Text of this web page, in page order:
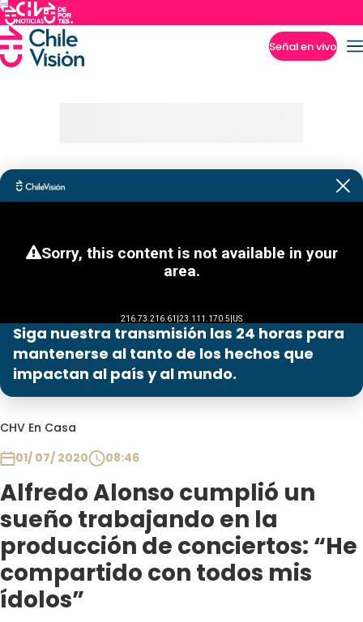
Señal en vivo
Siga nuestra transmisión las 24 horas para
mantenerse al tanto de los hechos que
impactan al país y al mundo.
CHV En Casa
01/ 07/ 2020
08:46
Alfredo Alonso cumplió un
sueño trabajando en la
producción de conciertos: “He
compartido con todos mis
ídolos”
Programas
Contigo en Directo
Plan Perfecto
El Tiempo
Sabingo
Todos Los Programas